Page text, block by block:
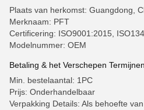
Plaats van herkomst: Guangdong,
Merknaam: PFT
Certificering: ISO9001:2015,
Modelnummer: OEM
Betaling & het Verschepen Termijnen
Min. bestelaantal: 1PC
Prijs: Onderhandelbaar
Verpakking Details: Als behoefte